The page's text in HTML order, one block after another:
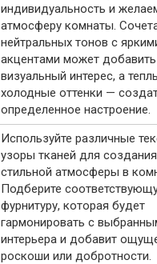
индивидуальность и
атмосферу комнаты.
нейтральных тонов с
акцентами может добавить
визуальный интерес, а
холодные оттенки —
определенное настроение.
Используйте различные
узоры тканей для
стильной атмосферы в
Подберите
фурнитуру, которая будет
гармонировать с
интерьера и добавит
роскоши или добротности.